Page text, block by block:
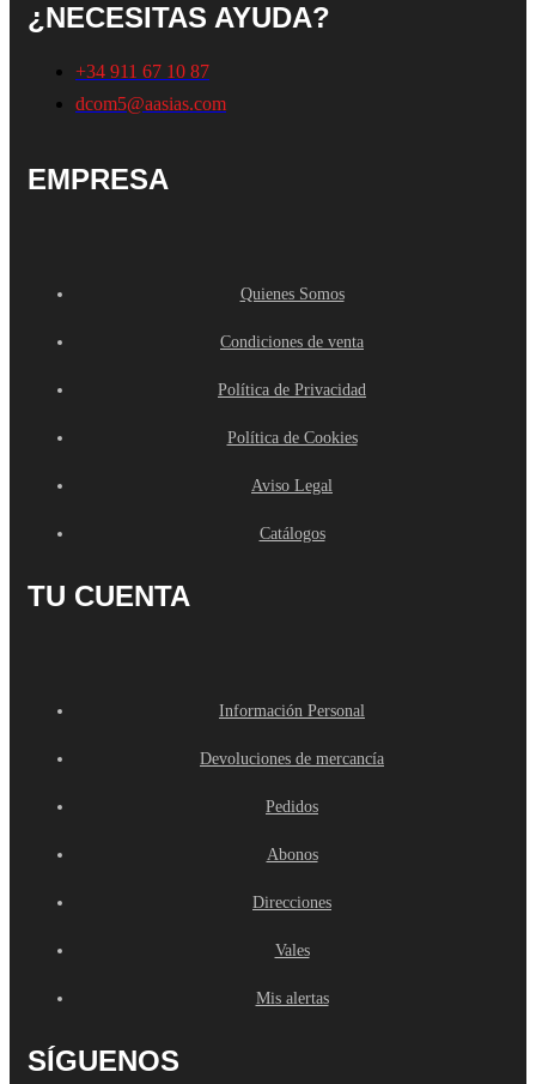
¿NECESITAS AYUDA?
+34 911 67 10 87
dcom5@aasias.com
EMPRESA
Quienes Somos
Condiciones de venta
Política de Privacidad
Política de Cookies
Aviso Legal
Catálogos
TU CUENTA
Información Personal
Devoluciones de mercancía
Pedidos
Abonos
Direcciones
Vales
Mis alertas
SÍGUENOS